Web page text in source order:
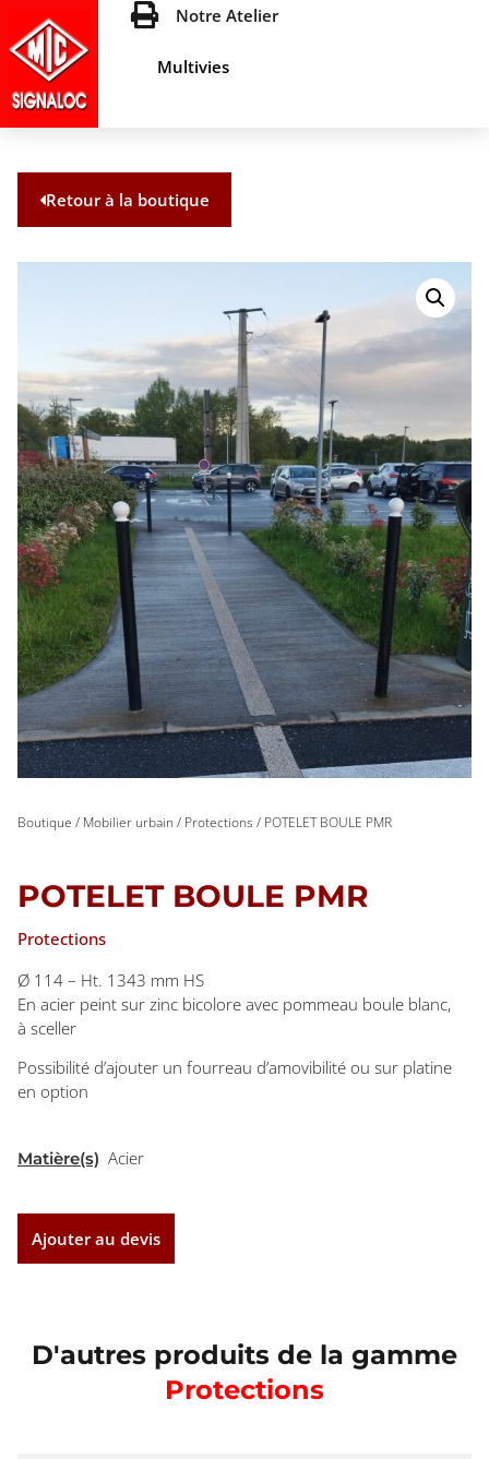
Notre Atelier
Multivies
Retour à la boutique
Boutique / Mobilier urbain / Protections / POTELET BOULE PMR
POTELET BOULE PMR
Protections
Ø 114 – Ht. 1343 mm HS
En acier peint sur zinc bicolore avec pommeau boule blanc,
à sceller
Possibilité d’ajouter un fourreau d’amovibilité ou sur platine
en option
Matière(s) Acier
Ajouter au devis
D'autres produits de la gamme
Protections